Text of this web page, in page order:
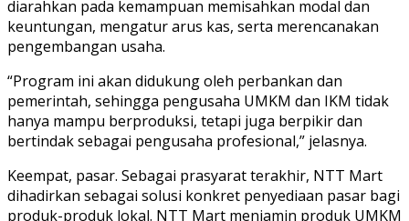
diarahkan pada kemampuan memisahkan modal dan
keuntungan, mengatur arus kas, serta merencanakan
pengembangan usaha.
“Program ini akan didukung oleh perbankan dan
pemerintah, sehingga pengusaha UMKM dan IKM tidak
hanya mampu berproduksi, tetapi juga berpikir dan
bertindak sebagai pengusaha profesional,” jelasnya.
Keempat, pasar. Sebagai prasyarat terakhir, NTT Mart
dihadirkan sebagai solusi konkret penyediaan pasar bagi
produk-produk lokal. NTT Mart menjamin produk UMKM